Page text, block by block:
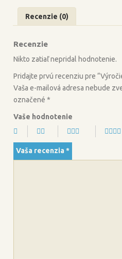
c
e
o
o
i
t
e
r
Recenzie (0)
Recenzie
Nikto zatiaľ nepridal hodnotenie.
Pridajte prvú recenziu pre
Vaša e-mailová adresa nebude
označené *
Vaše hodnotenie
Vaša recenzia *